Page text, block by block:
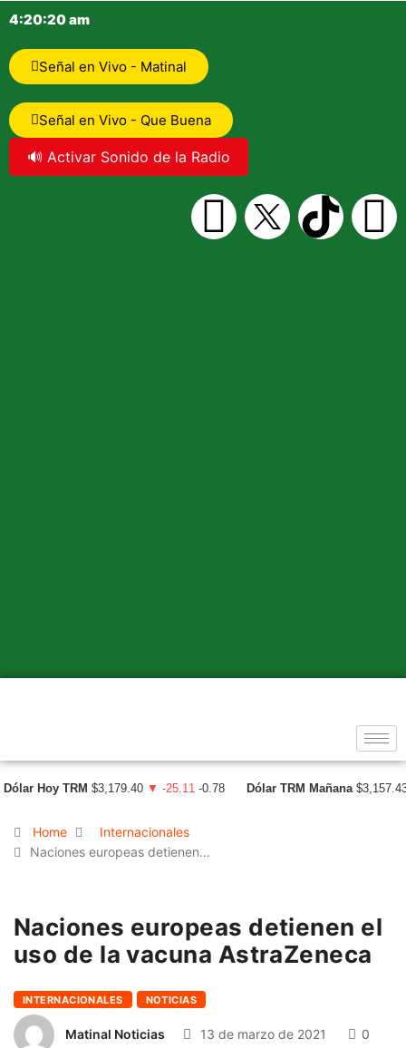
4:20:20 am
Señal en Vivo - Matinal
Señal en Vivo - Que Buena
🔊 Activar Sonido de la Radio
Dólar Hoy TRM $3,179.40 ▼ -25.11 -0.78 Dólar TRM Mañana
Home
Internacionales
Naciones europeas detienen…
Naciones europeas detienen el
uso de la vacuna AstraZeneca
INTERNACIONALES NOTICIAS
Matinal Noticias 13 de marzo de 2021 0